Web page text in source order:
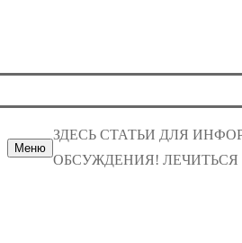
Меню
ЗДЕСЬ СТАТЬИ ДЛЯ
ОБСУЖДЕНИЯ! ЛЕЧИТЬСЯ